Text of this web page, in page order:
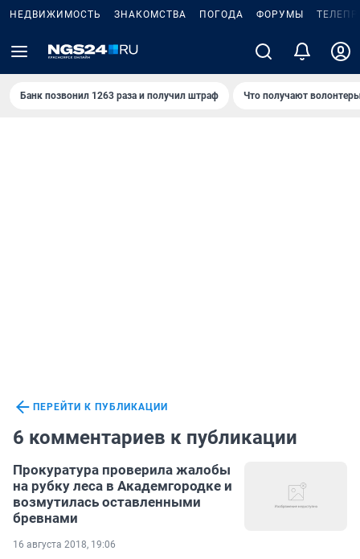
НЕДВИЖИМОСТЬ ЗНАКОМСТВА ПОГОДА ФОРУМЫ
Банк позвонил 1263 раза и получил штраф Что получают
ПЕРЕЙТИ К ПУБЛИКАЦИИ
6 комментариев к публикации
Прокуратура проверила жалобы
на рубку леса в Академгородке и
возмутилась оставленными
бревнами
16 августа 2018, 19:06